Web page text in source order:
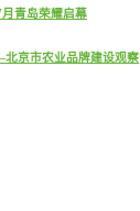
青岛荣耀启幕
京市农业品牌建设观察